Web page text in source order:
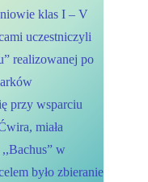
klas I – V
uczestniczyli
realizowanej po
przy wsparciu
miała
w
było zbieranie